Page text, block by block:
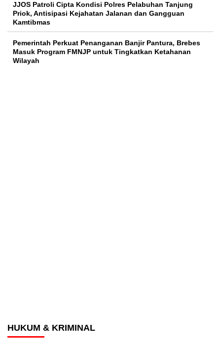
JJOS Patroli Cipta Kondisi Polres Pelabuhan Tanjung
Priok, Antisipasi Kejahatan Jalanan dan Gangguan
Kamtibmas
Pemerintah Perkuat Penanganan Banjir Pantura, Brebes
Masuk Program FMNJP untuk Tingkatkan Ketahanan
Wilayah
HUKUM & KRIMINAL